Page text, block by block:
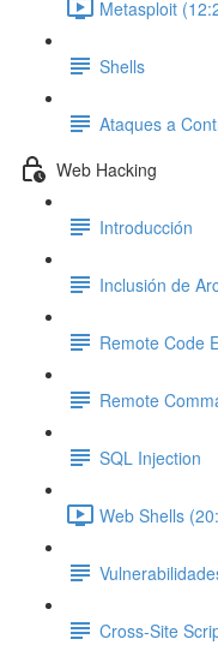
Metasploit
Shells
Ataques a
Web Hacking
Introducción
Inclusión de
Remote Code
Remote
SQL Injection
Web Shells
Cross-Site